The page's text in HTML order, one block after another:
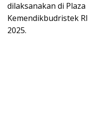
dilaksanakan di
Kemendikbudristek
2025.